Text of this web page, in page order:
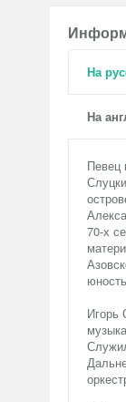
На
На
Певец
70-х
Игорь